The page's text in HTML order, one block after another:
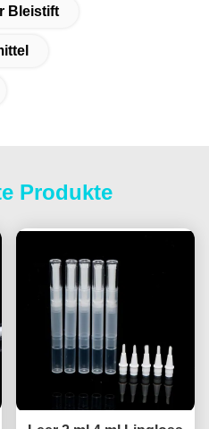
Bleistift
Produkte